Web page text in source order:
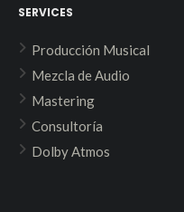
SERVICES
Producción Musical
Mezcla de Audio
Mastering
Consultoría
Dolby Atmos